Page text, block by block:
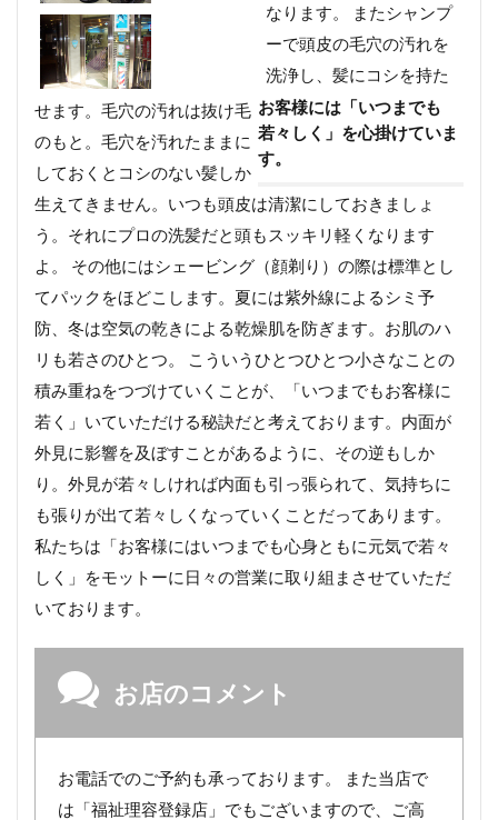
お客様には「いつまでも
若々しく」を心掛けていま
す。
なります。 またシャンプ
ーで頭皮の毛穴の汚れを
洗浄し、髪にコシを持た
せます。毛穴の汚れは抜け毛
のもと。毛穴を汚れたままに
しておくとコシのない髪しか
生えてきません。いつも頭皮は清潔にしておきましょ
う。それにプロの洗髪だと頭もスッキリ軽くなります
よ。 その他にはシェービング（顔剃り）の際は標準とし
てパックをほどこします。夏には紫外線によるシミ予
防、冬は空気の乾きによる乾燥肌を防ぎます。お肌のハ
リも若さのひとつ。 こういうひとつひとつ小さなことの
積み重ねをつづけていくことが、「いつまでもお客様に
若く」いていただける秘訣だと考えております。内面が
外見に影響を及ぼすことがあるように、その逆もしか
り。外見が若々しければ内面も引っ張られて、気持ちに
も張りが出て若々しくなっていくことだってあります。
私たちは「お客様にはいつまでも心身ともに元気で若々
しく」をモットーに日々の営業に取り組まさせていただ
いております。
お店のコメント
お電話でのご予約も承っております。 また当店で
は「福祉理容登録店」でもございますので、ご高